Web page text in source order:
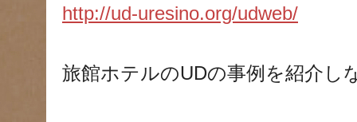
http://ud-uresino.org/udweb/
旅館ホテルのUDの事例を紹介し